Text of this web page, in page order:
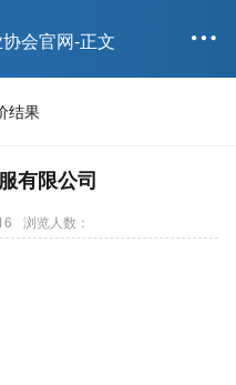
会官网-正文 
结果
有限公司
浏览人数：